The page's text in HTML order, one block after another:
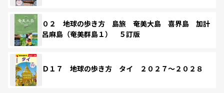
０２ 地球の歩き方 島旅 奄美大島 喜界島 加計
呂麻島（奄美群島１） ５訂版
Ｄ１７ 地球の歩き方 タイ ２０２７～２０２８